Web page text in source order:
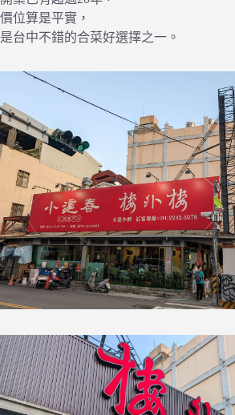
價位算是平實，
是台中不錯的合菜好選擇之一。